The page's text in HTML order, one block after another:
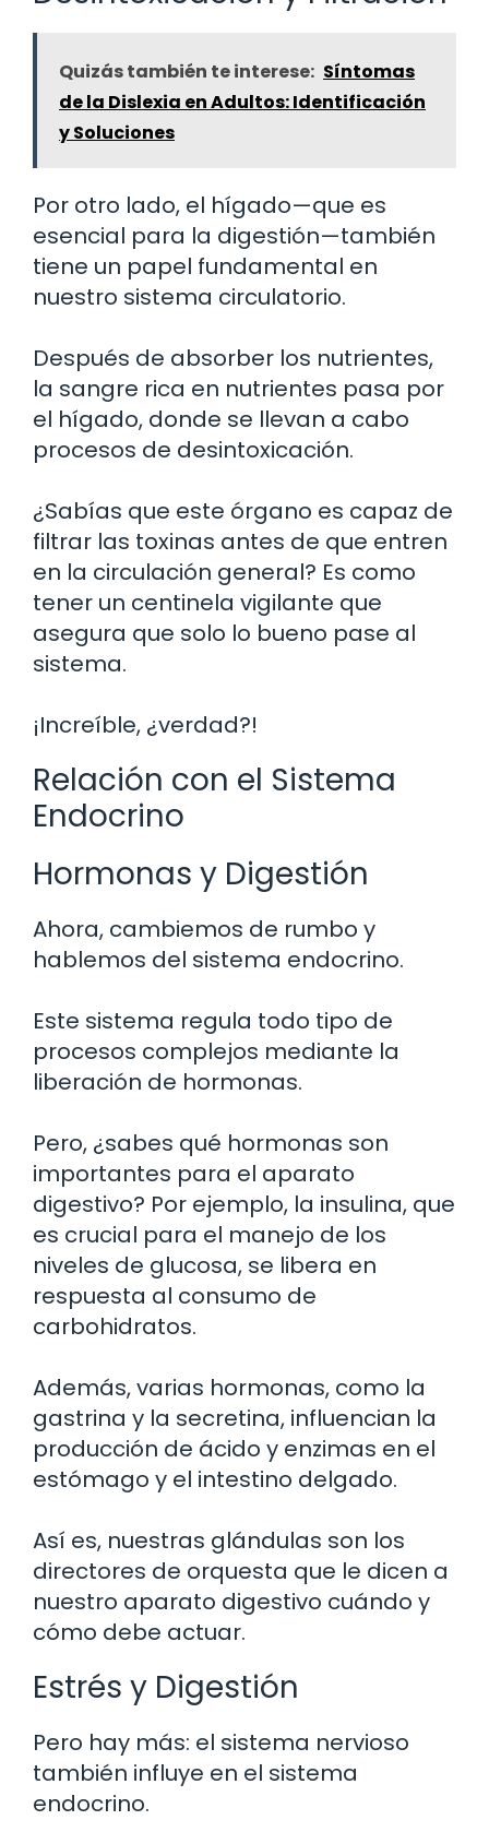
Quizás también te interese: Síntomas
de la Dislexia en Adultos: Identificación
y Soluciones
Por otro lado, el hígado—que es
esencial para la digestión—también
tiene un papel fundamental en
nuestro sistema circulatorio.
Después de absorber los nutrientes,
la sangre rica en nutrientes pasa por
el hígado, donde se llevan a cabo
procesos de desintoxicación.
¿Sabías que este órgano es capaz de
filtrar las toxinas antes de que entren
en la circulación general? Es como
tener un centinela vigilante que
asegura que solo lo bueno pase al
sistema.
¡Increíble, ¿verdad?!
Relación con el Sistema
Endocrino
Hormonas y Digestión
Ahora, cambiemos de rumbo y
hablemos del sistema endocrino.
Este sistema regula todo tipo de
procesos complejos mediante la
liberación de hormonas.
Pero, ¿sabes qué hormonas son
importantes para el aparato
digestivo? Por ejemplo, la insulina, que
es crucial para el manejo de los
niveles de glucosa, se libera en
respuesta al consumo de
carbohidratos.
Además, varias hormonas, como la
gastrina y la secretina, influencian la
producción de ácido y enzimas en el
estómago y el intestino delgado.
Así es, nuestras glándulas son los
directores de orquesta que le dicen a
nuestro aparato digestivo cuándo y
cómo debe actuar.
Estrés y Digestión
Pero hay más: el sistema nervioso
también influye en el sistema
endocrino.